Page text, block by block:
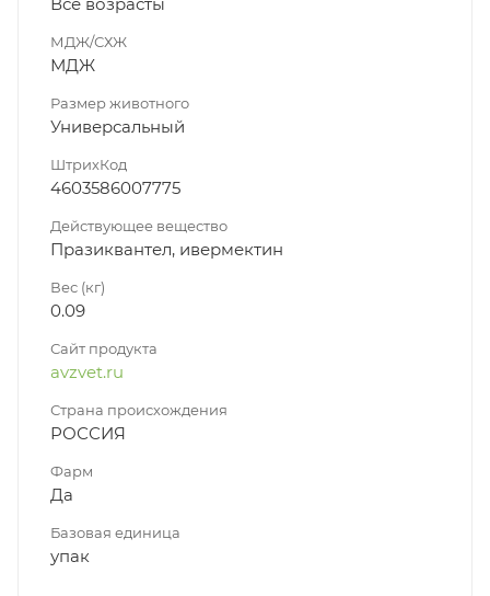
МДЖ/СХЖ
МДЖ
Размер животного
Универсальный
ШтрихКод
4603586007775
Действующее вещество
Празиквантел, ивермектин
Вес (кг)
0.09
Сайт продукта
avzvet.ru
Страна происхождения
РОССИЯ
Фарм
Да
Базовая единица
упак